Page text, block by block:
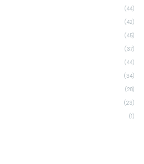
(44)
(42)
(45)
(37)
(44)
(34)
(28)
(23)
(1)